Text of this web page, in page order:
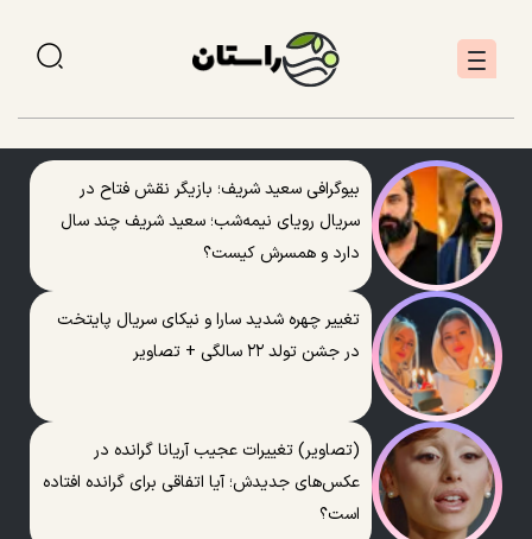
بیوگرافی سعید شریف؛ بازیگر نقش فتاح در
سریال رویای نیمه‌شب؛ سعید شریف چند سال
دارد و همسرش کیست؟
تغییر چهره شدید سارا و نیکای سریال پایتخت
در جشن تولد ۲۲ سالگی + تصاویر
(تصاویر) تغییرات عجیب آریانا گرانده در
عکس‌های جدیدش؛ آیا اتفاقی برای گرانده افتاده
است؟